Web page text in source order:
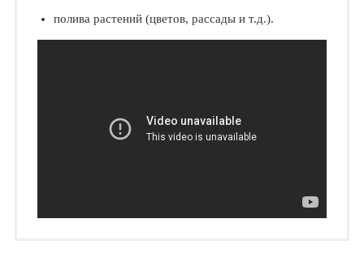
полива растений (цветов, рассады и т.д.).